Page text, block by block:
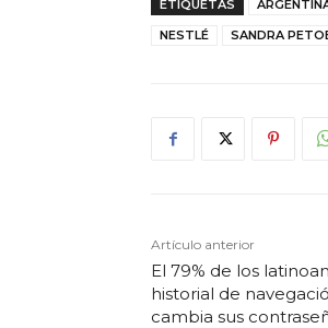
ETIQUETAS
NESTLÉ
SANDRA
Artículo anterior
El 79% de los
historial de
cambia sus